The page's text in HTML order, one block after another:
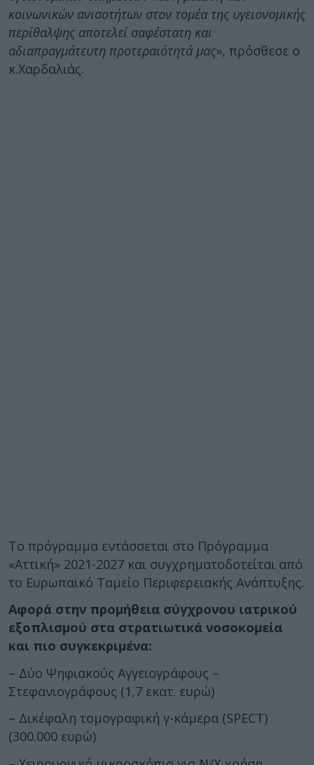
κοινωνικών ανισοτήτων στον τομέα της υγειονομικής
περίθαλψης αποτελεί σαφέστατη και
αδιαπραγμάτευτη προτεραιότητά μας», πρόσθεσε ο
κ.Χαρδαλιάς.
Το πρόγραμμα εντάσσεται στο Πρόγραμμα
«Αττική» 2021-2027 και συγχρηματοδοτείται από
το Ευρωπαϊκό Ταμείο Περιφερειακής Ανάπτυξης.
Αφορά στην προμήθεια σύγχρονου ιατρικού
εξοπλισμού στα στρατιωτικά νοσοκομεία
και πιο συγκεκριμένα:
– Δύο Ψηφιακούς Αγγειογράφους –
Στεφανιογράφους (1,7 εκατ. ευρώ)
– Δικέφαλη τομογραφική γ-κάμερα (SPECT)
(300.000 ευρώ)